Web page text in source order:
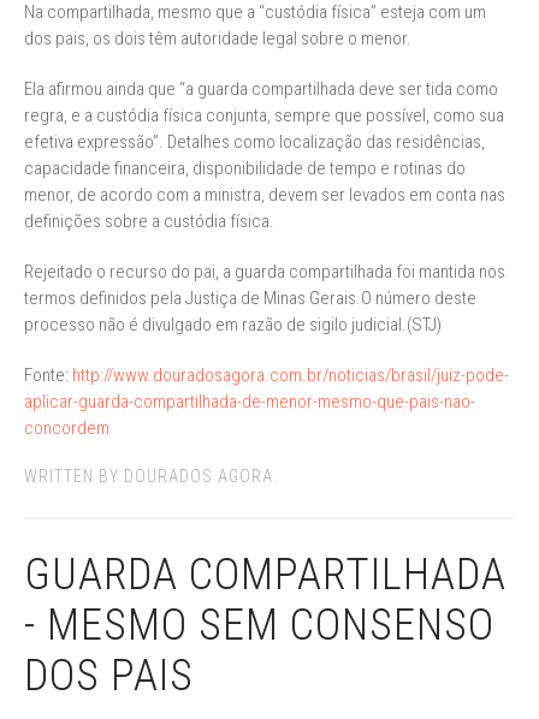
Na compartilhada, mesmo que a “custódia física” esteja com um
dos pais, os dois têm autoridade legal sobre o menor.
Ela afirmou ainda que “a guarda compartilhada deve ser tida como
regra, e a custódia física conjunta, sempre que possível, como sua
efetiva expressão”. Detalhes como localização das residências,
capacidade financeira, disponibilidade de tempo e rotinas do
menor, de acordo com a ministra, devem ser levados em conta nas
definições sobre a custódia física.
Rejeitado o recurso do pai, a guarda compartilhada foi mantida nos
termos definidos pela Justiça de Minas Gerais.O número deste
processo não é divulgado em razão de sigilo judicial.(STJ)
Fonte: http://www.douradosagora.com.br/noticias/brasil/juiz-pode-
aplicar-guarda-compartilhada-de-menor-mesmo-que-pais-nao-
concordem
WRITTEN BY DOURADOS AGORA.
GUARDA COMPARTILHADA
- MESMO SEM CONSENSO
DOS PAIS